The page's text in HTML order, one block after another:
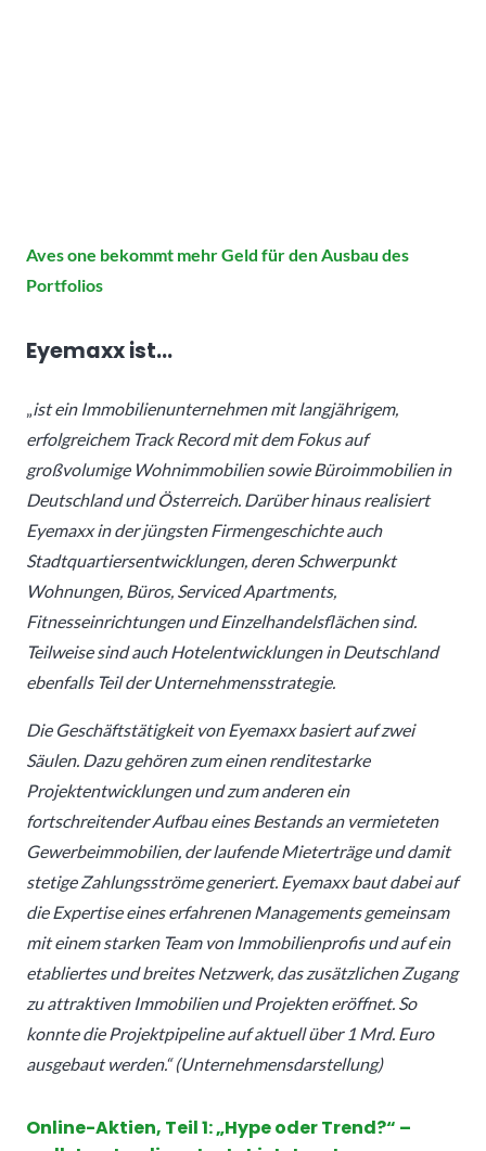
Aves one bekommt mehr Geld für den Ausbau des
Portfolios
Eyemaxx ist…
„ist ein Immobilienunternehmen mit langjährigem,
erfolgreichem Track Record mit dem Fokus auf
großvolumige Wohnimmobilien sowie Büroimmobilien in
Deutschland und Österreich. Darüber hinaus realisiert
Eyemaxx in der jüngsten Firmengeschichte auch
Stadtquartiersentwicklungen, deren Schwerpunkt
Wohnungen, Büros, Serviced Apartments,
Fitnesseinrichtungen und Einzelhandelsflächen sind.
Teilweise sind auch Hotelentwicklungen in Deutschland
ebenfalls Teil der Unternehmensstrategie.
Die Geschäftstätigkeit von Eyemaxx basiert auf zwei
Säulen. Dazu gehören zum einen renditestarke
Projektentwicklungen und zum anderen ein
fortschreitender Aufbau eines Bestands an vermieteten
Gewerbeimmobilien, der laufende Mieterträge und damit
stetige Zahlungsströme generiert. Eyemaxx baut dabei auf
die Expertise eines erfahrenen Managements gemeinsam
mit einem starken Team von Immobilienprofis und auf ein
etabliertes und breites Netzwerk, das zusätzlichen Zugang
zu attraktiven Immobilien und Projekten eröffnet. So
konnte die Projektpipeline auf aktuell über 1 Mrd. Euro
ausgebaut werden.“ (Unternehmensdarstellung)
Online-Aktien, Teil 1: „Hype oder Trend?“ –